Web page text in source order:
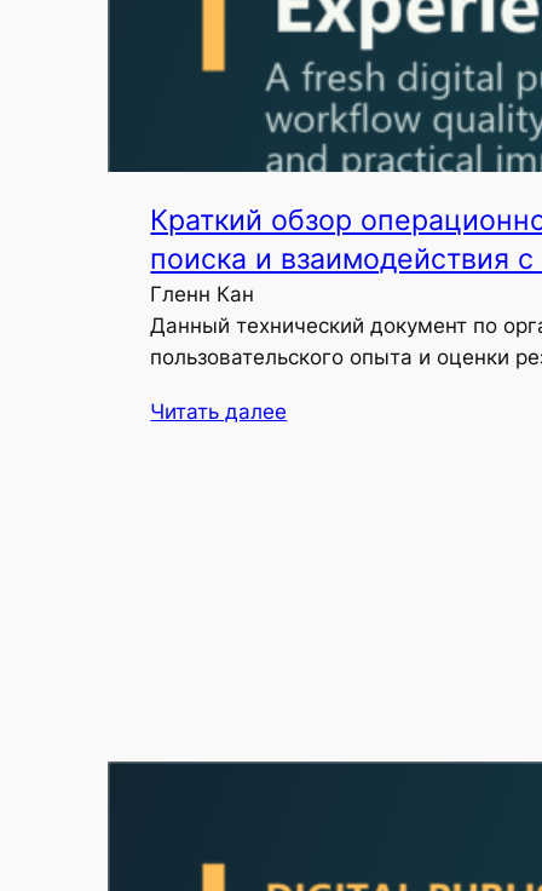
Краткий обзор
поиска и взаимодействия с
Гленн Кан
Данный технический документ по
пользовательского опыта и оценки
Читать далее